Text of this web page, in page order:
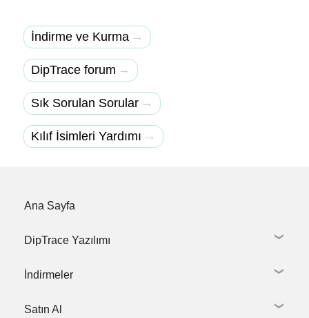
İndirme ve Kurma →
DipTrace forum →
Sık Sorulan Sorular →
Kılıf İsimleri Yardımı →
Ana Sayfa
DipTrace Yazılımı
Şematik Çizim
Kütüphane Oluşturma
İndirmeler
DipTrace'i İndir
Satın Al